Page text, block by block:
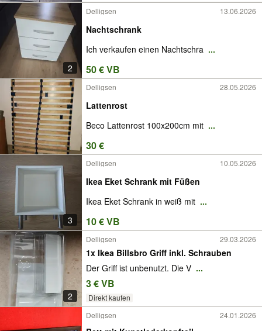
2
Delligsen 13.06.2026
Nachtschrank
Ich verkaufen einen Nachtschra ...
50 € VB
Delligsen 28.05.2026
Lattenrost
Beco Lattenrost 100x200cm mit ...
30 €
3
Delligsen 10.05.2026
Ikea Eket Schrank mit Füßen
Ikea Eket Schrank in weiß mit ...
10 € VB
2
Delligsen 29.03.2026
1x Ikea Billsbro Griff inkl. Schrauben
Der Griff ist unbenutzt. Die V ...
3 € VB
Direkt kaufen
Delligsen
24.01.2026